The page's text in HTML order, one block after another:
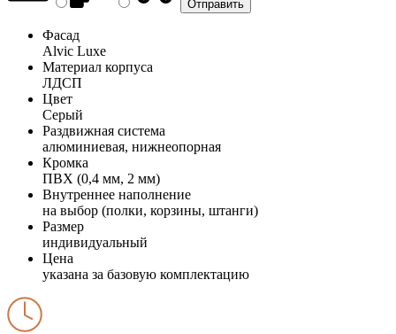
Фасад
Alvic Luxe
Материал корпуса
ЛДСП
Цвет
Серый
Раздвижная система
алюминиевая, нижнеопорная
Кромка
ПВХ (0,4 мм, 2 мм)
Внутреннее наполнение
на выбор (полки, корзины, штанги)
Размер
индивидуальный
Цена
указана за базовую комплектацию